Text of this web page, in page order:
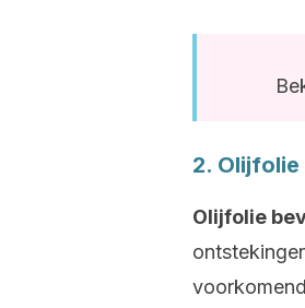
2. Olijfolie
Olijfolie